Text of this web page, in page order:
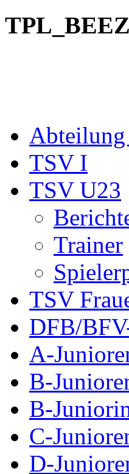
TSV I
TSV U23
Trainer
TSV
DFB/
A-
B-
B-
C-
D-